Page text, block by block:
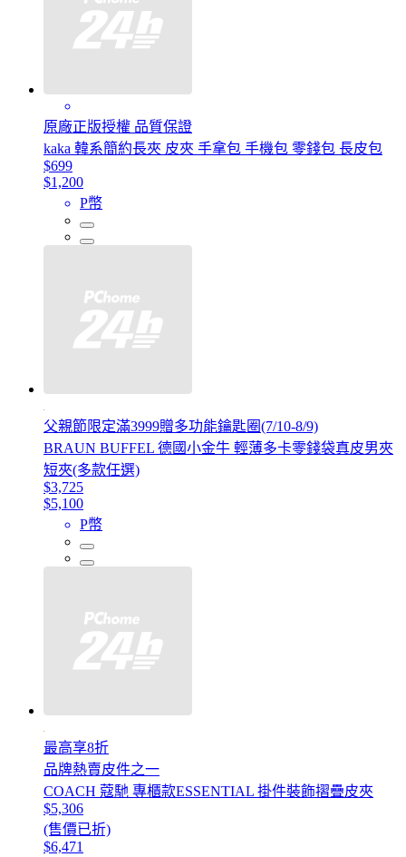
原廠正版授權 品質保證
kaka 韓系簡約長夾 皮夾 手拿包 手機包 零錢包 長皮包
$699
$1,200
P幣
父親節限定滿3999贈多功能鑰匙圈(7/10-8/9)
BRAUN BUFFEL 德國小金牛 輕薄多卡零錢袋真皮男夾
短夾(多款任選)
$3,725
$5,100
P幣
最高享8折
品牌熱賣皮件之一
COACH 蔻馳 專櫃款ESSENTIAL 掛件裝飾摺疊皮夾
$5,306
(售價已折)
$6,471